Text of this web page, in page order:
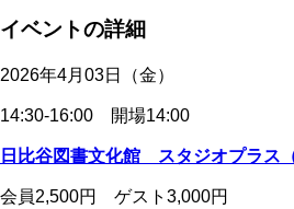
イベントの詳細
2026年4月03日（金）
14:30-16:00 開場14:00
日比谷図書文化館 スタジオプラス
会員2,500円 ゲスト3,000円